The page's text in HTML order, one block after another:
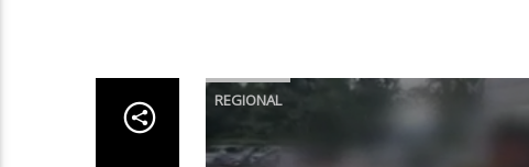
REGIONAL